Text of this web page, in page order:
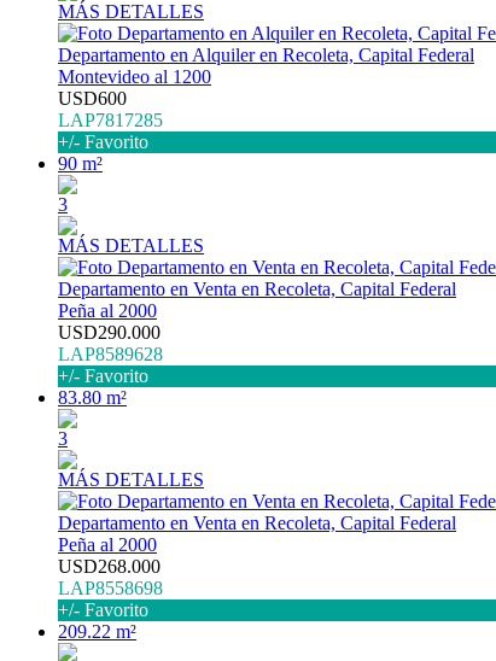
MÁS DETALLES
Departamento en Alquiler en Recoleta, Capital Federal
Montevideo al 1200
USD600
LAP7817285
+/- Favorito
90 m²
3
MÁS DETALLES
Departamento en Venta en Recoleta, Capital Federal
Peña al 2000
USD290.000
LAP8589628
+/- Favorito
83.80 m²
3
MÁS DETALLES
Departamento en Venta en Recoleta, Capital Federal
Peña al 2000
USD268.000
LAP8558698
+/- Favorito
209.22 m²